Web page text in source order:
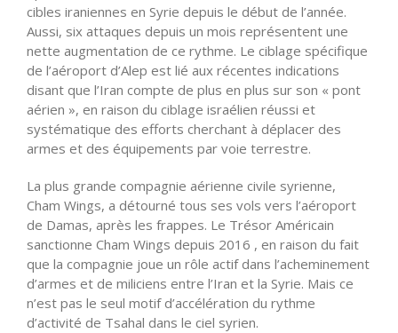
cibles iraniennes en Syrie depuis le début de l’année.
Aussi, six attaques depuis un mois représentent une
nette augmentation de ce rythme. Le ciblage spécifique
de l’aéroport d’Alep est lié aux récentes indications
disant que l’Iran compte de plus en plus sur son « pont
aérien », en raison du ciblage israélien réussi et
systématique des efforts cherchant à déplacer des
armes et des équipements par voie terrestre.
La plus grande compagnie aérienne civile syrienne,
Cham Wings, a détourné tous ses vols vers l’aéroport
de Damas, après les frappes. Le Trésor Américain
sanctionne Cham Wings depuis 2016 , en raison du fait
que la compagnie joue un rôle actif dans l’acheminement
d’armes et de miliciens entre l’Iran et la Syrie. Mais ce
n’est pas le seul motif d’accélération du rythme
d’activité de Tsahal dans le ciel syrien.